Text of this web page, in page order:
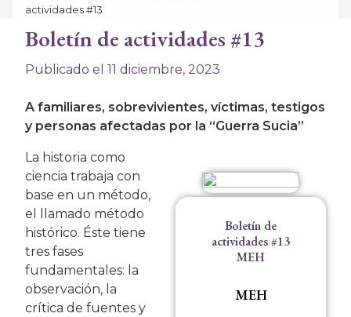
actividades #13
Boletín de actividades #13
Publicado el 11 diciembre, 2023
A familiares, sobrevivientes, víctimas, testigos
y personas afectadas por la “Guerra Sucia”
Boletín de
actividades #13
MEH
MEH
La historia como
ciencia trabaja con
base en un método,
el llamado método
histórico. Éste tiene
tres fases
fundamentales: la
observación, la
crítica de fuentes y